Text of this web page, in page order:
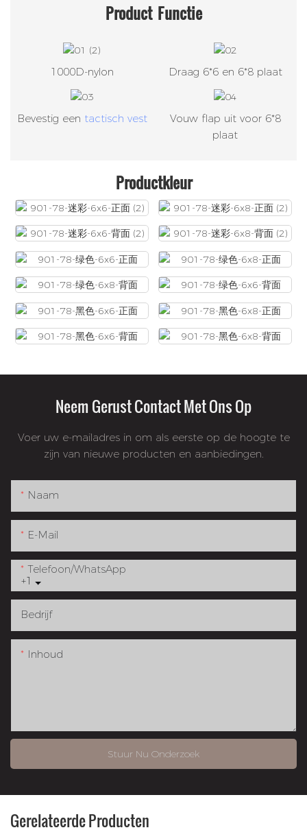
Product Functie
1000D-nylon Draag 6*6 en 6*8 plaat
Bevestig een tactisch vest
Vouw flap uit voor 6*8
plaat
Productkleur
Neem Gerust Contact Met Ons Op
Voer uw e-mailadres in om als eerste op de hoogte te
zijn van nieuwe producten en aanbiedingen.
Naam
E-Mail
+1
Telefoon/WhatsApp
Bedrijf
Inhoud
Stuur Nu Onderzoek
Gerelateerde Producten